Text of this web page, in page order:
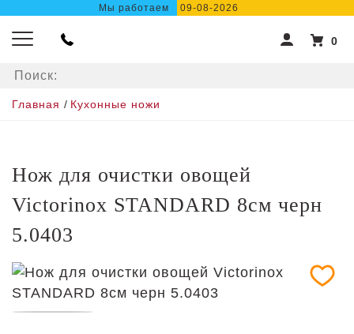
Мы работаем 09-08-2026
0
Главная / Кухонные ножи
Нож для очистки овощей
Victorinox STANDARD 8см черн
5.0403